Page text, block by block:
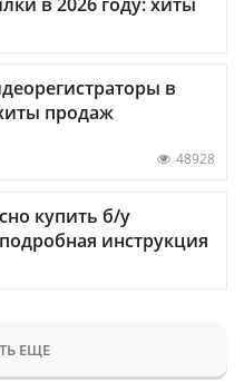
в
продаж
48928
купить б/у
инструкция
ЕЩЕ